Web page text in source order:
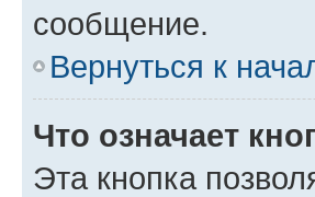
сообщение.
Вернуться к
Что означает
Эта кнопка